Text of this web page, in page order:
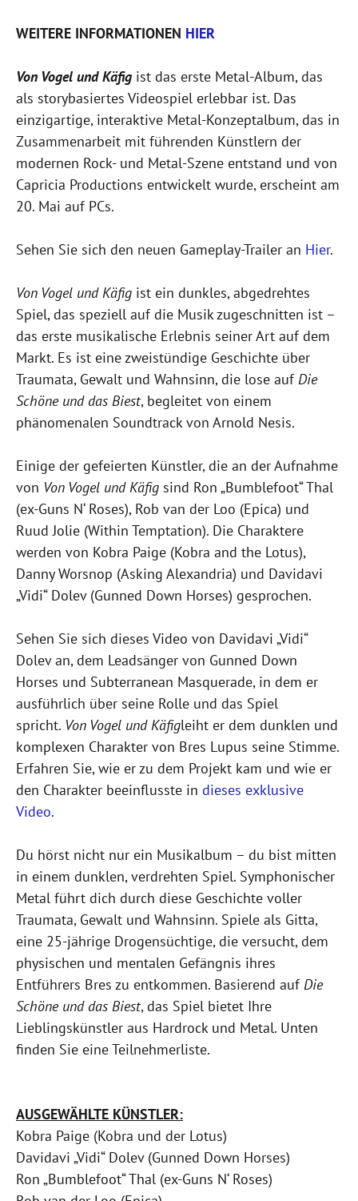
WEITERE INFORMATIONEN HIER
Von Vogel und Käfig ist das erste Metal-Album, das
als storybasiertes Videospiel erlebbar ist. Das
einzigartige, interaktive Metal-Konzeptalbum, das in
Zusammenarbeit mit führenden Künstlern der
modernen Rock- und Metal-Szene entstand und von
Capricia Productions entwickelt wurde, erscheint am
20. Mai auf PCs.
Sehen Sie sich den neuen Gameplay-Trailer an Hier.
Von Vogel und Käfig ist ein dunkles, abgedrehtes
Spiel, das speziell auf die Musik zugeschnitten ist –
das erste musikalische Erlebnis seiner Art auf dem
Markt. Es ist eine zweistündige Geschichte über
Traumata, Gewalt und Wahnsinn, die lose aufDie
Schöne und das Biest, begleitet von einem
phänomenalen Soundtrack von Arnold Nesis.
Einige der gefeierten Künstler, die an der Aufnahme
von Von Vogel und Käfig sind Ron „Bumblefoot“ Thal
(ex-Guns N‘ Roses), Rob van der Loo (Epica) und
Ruud Jolie (Within Temptation). Die Charaktere
werden von Kobra Paige (Kobra and the Lotus),
Danny Worsnop (Asking Alexandria) und Davidavi
„Vidi“ Dolev (Gunned Down Horses) gesprochen.
Sehen Sie sich dieses Video von Davidavi „Vidi“
Dolev an, dem Leadsänger von Gunned Down
Horses und Subterranean Masquerade, in dem er
ausführlich über seine Rolle und das Spiel
spricht. Von Vogel und Käfigleiht er dem dunklen und
komplexen Charakter von Bres Lupus seine Stimme.
Erfahren Sie, wie er zu dem Projekt kam und wie er
den Charakter beeinflusste in dieses exklusive
Video.
Du hörst nicht nur ein Musikalbum – du bist mitten
in einem dunklen, verdrehten Spiel. Symphonischer
Metal führt dich durch diese Geschichte voller
Traumata, Gewalt und Wahnsinn. Spiele als Gitta,
eine 25-jährige Drogensüchtige, die versucht, dem
physischen und mentalen Gefängnis ihres
Entführers Bres zu entkommen. Basierend aufDie
Schöne und das Biest, das Spiel bietet Ihre
Lieblingskünstler aus Hardrock und Metal. Unten
finden Sie eine Teilnehmerliste.
AUSGEWÄHLTE KÜNSTLER:
Kobra Paige (Kobra und der Lotus)
Davidavi „Vidi“ Dolev (Gunned Down Horses)
Ron „Bumblefoot“ Thal (ex-Guns N‘ Roses)